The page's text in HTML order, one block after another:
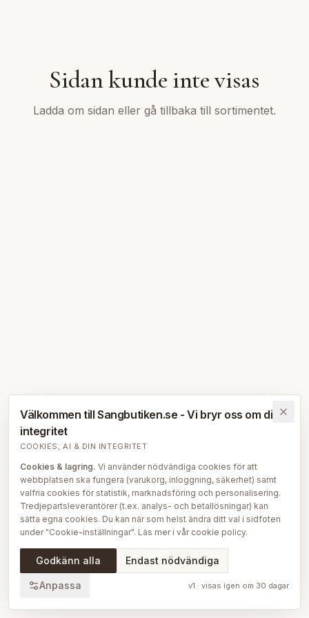
Sidan kunde inte visas
Ladda om sidan eller gå tillbaka till sortimentet.
Välkommen till Sangbutiken.se - Vi bryr oss om din
integritet
COOKIES, AI & DIN INTEGRITET
Cookies & lagring. Vi använder nödvändiga cookies för att
webbplatsen ska fungera (varukorg, inloggning, säkerhet) samt
valfria cookies för statistik, marknadsföring och personalisering.
Tredjepartsleverantörer (t.ex. analys- och betallösningar) kan
sätta egna cookies. Du kan när som helst ändra ditt val i sidfoten
under "Cookie-inställningar". Läs mer i vår cookie policy.
AI på Sängbutiken.För att ge dig en bättre upplevelse använder
vi delvis AI-teknik — bl.a. för smartare sök- och
att skapa, översätta och redigera delar av vårt redaktionella
Godkänn alla Endast nödvändiga
Anpassa v1 · visas igen om 30 dagar